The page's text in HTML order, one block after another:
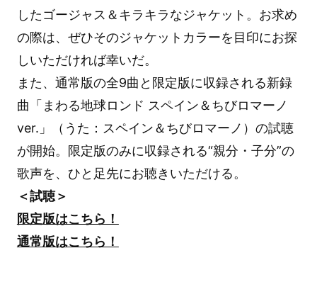
したゴージャス＆キラキラなジャケット。お求め
の際は、ぜひそのジャケットカラーを目印にお探
しいただければ幸いだ。
また、通常版の全9曲と限定版に収録される新録
曲「まわる地球ロンド スペイン＆ちびロマーノ
ver.」（うた：スペイン＆ちびロマーノ）の試聴
が開始。限定版のみに収録される“親分・子分”の
歌声を、ひと足先にお聴きいただける。
＜試聴＞
限定版はこちら！
通常版はこちら！